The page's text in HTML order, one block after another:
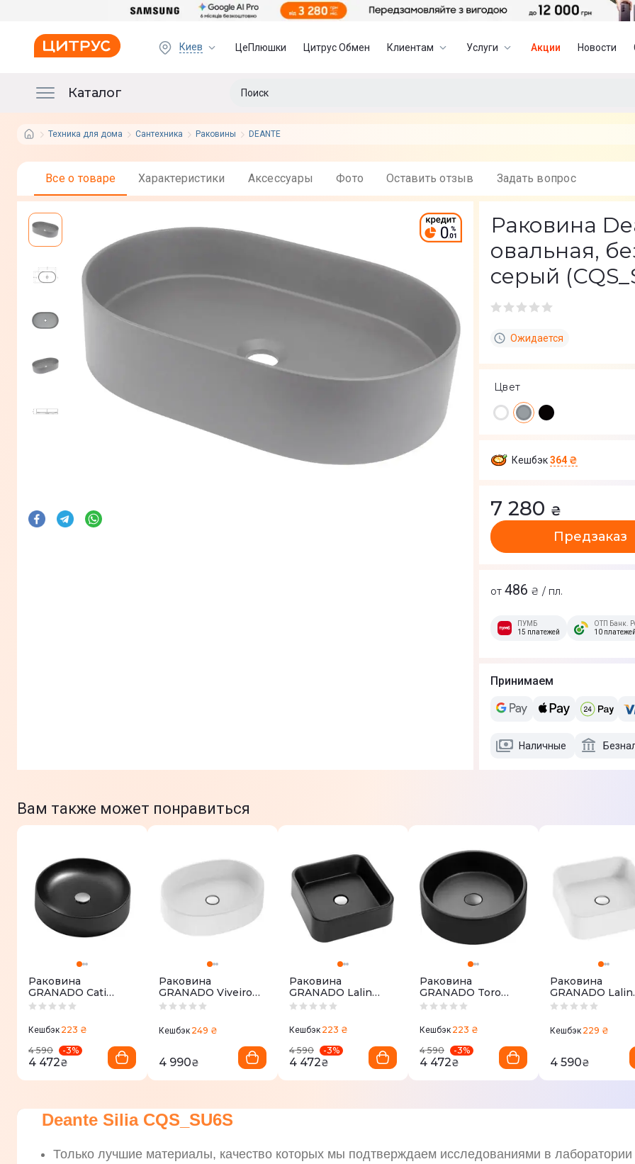
Киев ЦеПлюшки Цитрус Обмен Клиентам Услуги Акции Новости
Каталог
Техника для дома Сантехника Раковины DEANTE
Все о товаре Характеристики Аксессуары Фото Оставить отзыв Задать вопрос
Раковина
овальная,
серый
Ожидается
Цвет
Кешбэк364 ₴
7 280 ₴
Предзаказ
от 486 ₴ / пл.
ПУМБ
15 платежей
ОТП Банк.
10 платежей
Принимаем
Наличные
Вам также может понравиться
Раковина
GRANADO Cati
black
Кешбэк 223 ₴
4 590
-3%
4 472₴
Раковина
GRANADO Viveiro
white gel + Сифон +
65мм Nova Plast на
раковину
Кешбэк 249 ₴
4 990₴
Раковина
GRANADO Lalin
black
Кешбэк 223 ₴
4 590
-3%
4 472₴
Раковина
GRANADO Toro
black
Кешбэк 223 ₴
4 590
-3%
4 472₴
Раковина
GRANADO Lalin
white gel +
65мм Nova Plast
раковину
Кешбэк 229 ₴
4 590₴
Deante Silia CQS_SU6S
Только лучшие материалы, качество которых мы подтверждаем исследованиями в лаборатории